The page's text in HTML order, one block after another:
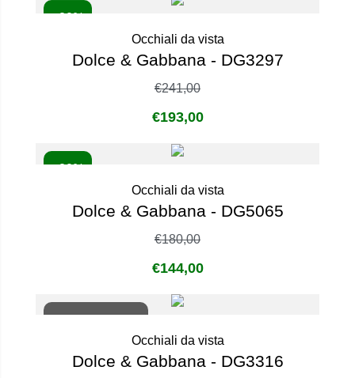
- 20%
Occhiali da vista
Dolce & Gabbana - DG3297
€241,00
€193,00
- 20%
Occhiali da vista
Dolce & Gabbana - DG5065
€180,00
€144,00
Occhiali da vista
Dolce & Gabbana - DG3316